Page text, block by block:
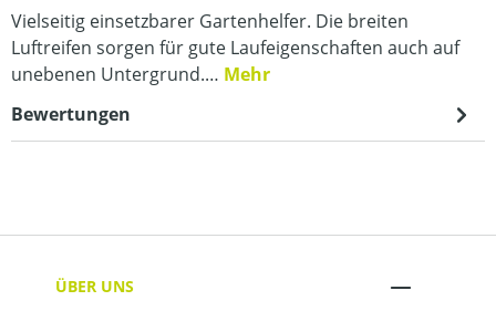
Vielseitig einsetzbarer Gartenhelfer. Die breiten
Luftreifen sorgen für gute Laufeigenschaften auch auf
unebenen Untergrund.… Mehr
Bewertungen
ÜBER UNS